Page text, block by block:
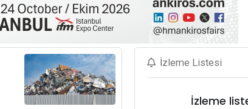
İzleme Listesi
İzleme